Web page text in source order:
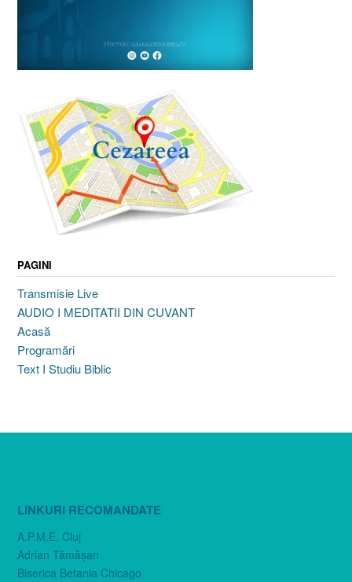
PAGINI
Transmisie Live
AUDIO I MEDITATII DIN CUVANT
Acasă
Programări
Text I Studiu Biblic
LINKURI RECOMANDATE
A.P.M.E. Cluj
Adrian Tămăşan
Biserica Betania Chicago